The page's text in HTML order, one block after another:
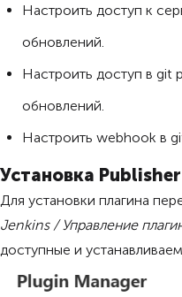
Настроить доступ к
обновлений.
Настроить доступ в git
обновлений.
Настроить webhook в
Установка Publisher
Для установки плагина
Jenkins / Управление
доступные и